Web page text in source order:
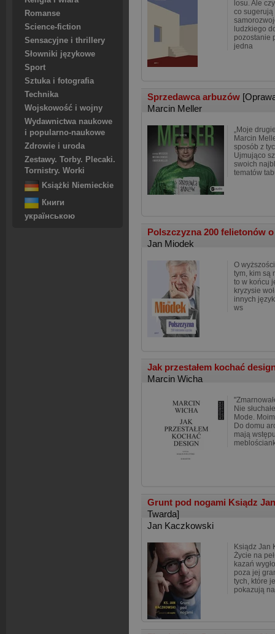
Romanse
Science-fiction
Sensacyjne i thrillery
Słowniki językowe
Sport
Sztuka i fotografia
Technika
Wojskowość i wojny
Wydawnictwa naukowe
i popularno-naukowe
Zdrowie i uroda
Zestawy. Torby. Plecaki.
Tornistry. Worki
Książki Niemieckie
Книги
українською
losu. Ale
co
ludzkiego
pozostanie
jedna
Sprzedawca arbuzów
Marcin Meller
„Moje
Marcin
sposób z
Ujmująco
swoich
tematów
Polszczyzna 200 felietonów
Jan Miodek
O
tym, kim są
to w końcu
kryzysie
innych
ws
Jak przestałem kochać
Marcin Wicha
Nie
Mode.
Do domu
mają
Grunt pod nogami Ksiądz
Twarda]
Jan Kaczkowski
Ksiądz Jan
Życie na
kazań
poza jej
tych, które
pokazują